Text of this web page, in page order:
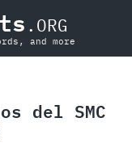
.ORG
and more
del SMC